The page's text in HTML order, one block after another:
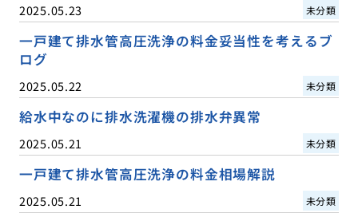
2025.05.23 未分類
一戸建て排水管高圧洗浄の料金妥当性を考えるブ
ログ
2025.05.22 未分類
給水中なのに排水洗濯機の排水弁異常
2025.05.21 未分類
一戸建て排水管高圧洗浄の料金相場解説
2025.05.21 未分類